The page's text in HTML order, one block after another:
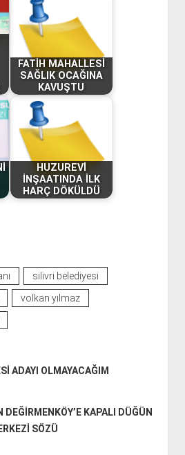
FATİH MAHALLESİ
SAĞLIK OCAĞINA
KAVUŞTU
HUZUREVİ
İNŞAATINDA İLK
HARÇ DÖKÜLDÜ
silivri belediyesi
volkan yılmaz
ADAYI OLMAYACAĞIM
DEĞİRMENKÖY’E KAPALI DÜĞÜN
SÖZÜ